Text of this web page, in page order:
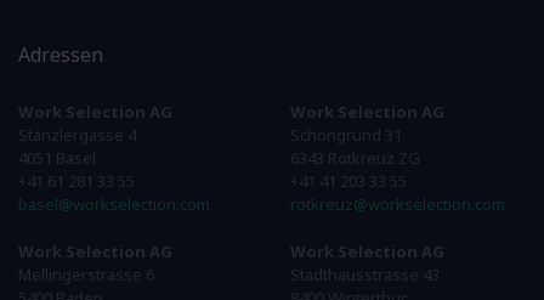
Adressen
Work Selection AG
Stänzlergasse 4
4051 Basel
+41 61 281 33 55
basel@workselection.com
Work Selection AG
Mellingerstrasse 6
Work Selection AG
Schöngrund 31
6343 Rotkreuz ZG
+41 41 203 33 55
rotkreuz@workselection.com
Work Selection AG
Stadthausstrasse 43